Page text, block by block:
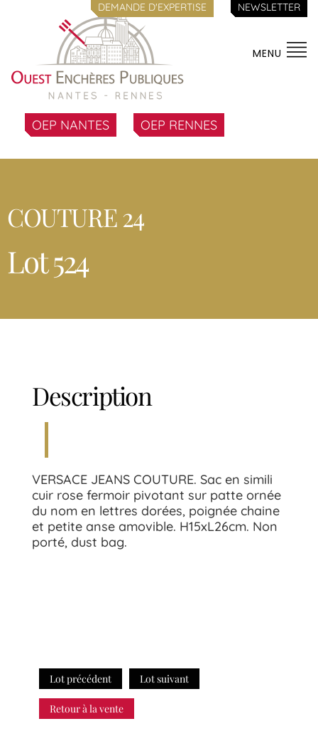
DEMANDE D'EXPERTISE NEWSLETTER
MENU
OEP NANTES OEP RENNES
COUTURE 24
Lot 524
Description
VERSACE JEANS COUTURE. Sac en simili
cuir rose fermoir pivotant sur patte ornée
du nom en lettres dorées, poignée chaine
et petite anse amovible. H15xL26cm. Non
porté, dust bag.
Lot précédent Lot suivant
Retour à la vente